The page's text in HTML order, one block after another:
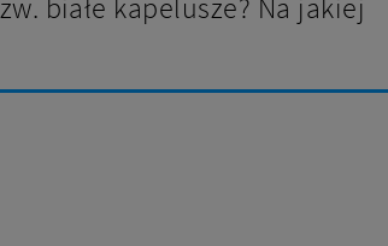
białe kapelusze? Na jakiej